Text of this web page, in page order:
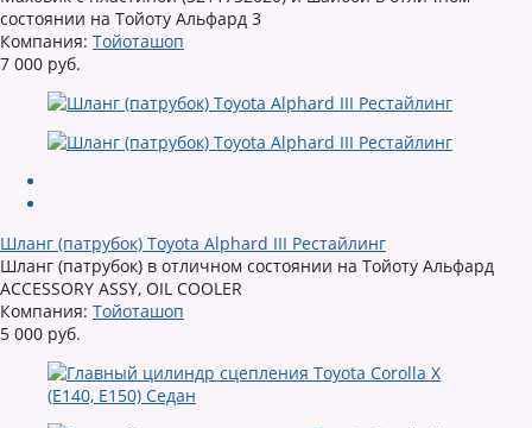
состоянии на Тойоту Альфард 3
Компания: Тойоташоп
7 000 руб.
Шланг (патрубок) Toyota Alphard III Рестайлинг
Шланг (патрубок) в отличном состоянии на Тойоту Альфард
ACCESSORY ASSY, OIL COOLER
Компания: Тойоташоп
5 000 руб.